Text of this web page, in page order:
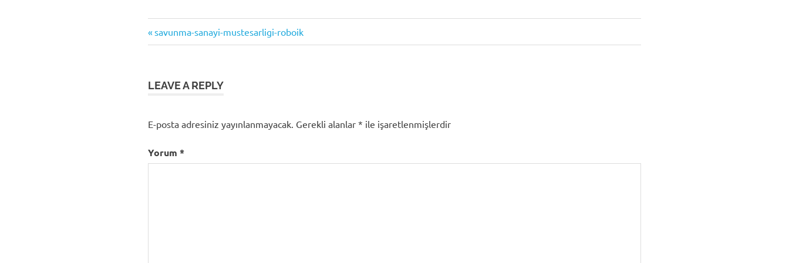
Yazı
Previous
Post:
savunma-sanayi-mustesarligi-roboik
LEAVE A REPLY
E-posta adresiniz yayınlanmayacak. Gerekli alanlar * ile işaretlenmişlerdir
Yorum *